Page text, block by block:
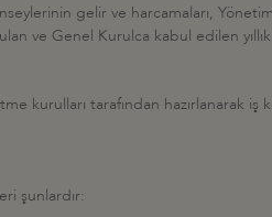
gelir ve harcamaları,
ve Genel Kurulca kabul edilen
kurulları tarafından hazırlanarak iş
şunlardır: